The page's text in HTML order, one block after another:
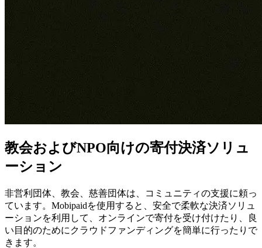
教会およびNPO向けの寄付決済ソリュ
ーション
非営利団体、教会、慈善団体は、コミュニティの支援に頼っ
ています。Mobipaidを使用すると、安全で柔軟な決済ソリュ
ーションを利用して、オンラインで寄付を受け付けたり、良
い目的のためにクラウドファンディングを簡単に行ったりで
きます。